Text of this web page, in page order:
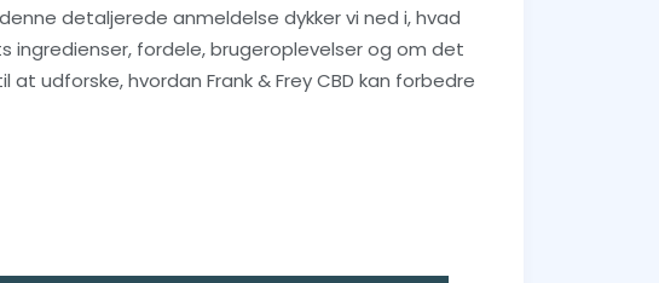
detaljerede anmeldelse dykker vi ned i, hvad
ingredienser, fordele, brugeroplevelser og om det
at udforske, hvordan Frank & Frey CBD kan forbedre